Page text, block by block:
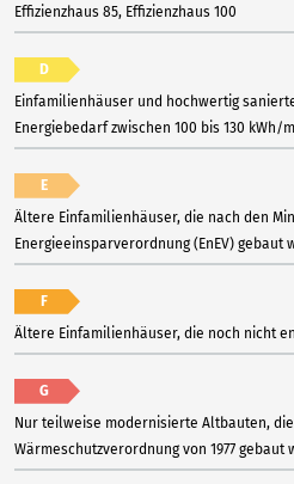
Effizienzhaus 85, Effizienzhaus 100
D
Einfamilienhäuser und hochwertig
Energiebedarf zwischen 100 bis 130 kWh/
E
Ältere Einfamilienhäuser, die nach den
Energieeinsparverordnung (EnEV) gebaut
F
Ältere Einfamilienhäuser, die noch nicht
G
Nur teilweise modernisierte Altbauten, die
Wärmeschutzverordnung von 1977 gebaut